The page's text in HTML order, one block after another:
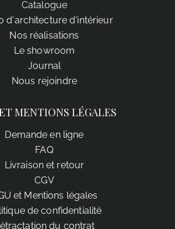
Catalogue
d'architecture d'intérieur
Nos réalisations
Le showroom
Journal
Nous rejoindre
MENTIONS LÉGALES
Demande en ligne
FAQ
Livraison et retour
CGV
et Mentions légales
de confidentialité
du contrat